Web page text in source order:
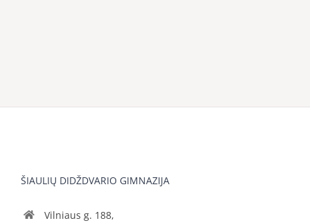
ŠIAULIŲ DIDŽDVARIO GIMNAZIJA
Vilniaus g. 188,